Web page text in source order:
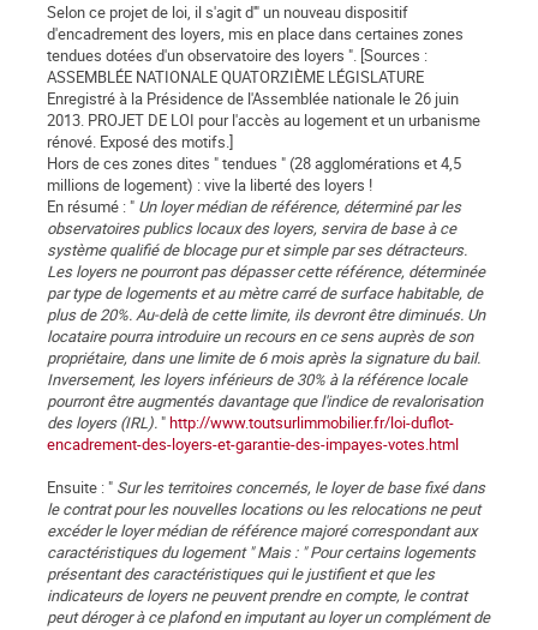
Selon ce projet de loi, il s'agit d'" un nouveau dispositif
d'encadrement des loyers, mis en place dans certaines zones
tendues dotées d'un observatoire des loyers ". [Sources :
ASSEMBLÉE NATIONALE QUATORZIÈME LÉGISLATURE
Enregistré à la Présidence de l'Assemblée nationale le 26 juin
2013. PROJET DE LOI pour l'accès au logement et un urbanisme
rénové. Exposé des motifs.]
Hors de ces zones dites " tendues " (28 agglomérations et 4,5
millions de logement) : vive la liberté des loyers !
En résumé : " Un loyer médian de référence, déterminé par les
observatoires publics locaux des loyers, servira de base à ce
système qualifié de blocage pur et simple par ses détracteurs.
Les loyers ne pourront pas dépasser cette référence, déterminée
par type de logements et au mètre carré de surface habitable, de
plus de 20%. Au-delà de cette limite, ils devront être diminués. Un
locataire pourra introduire un recours en ce sens auprès de son
propriétaire, dans une limite de 6 mois après la signature du bail.
Inversement, les loyers inférieurs de 30% à la référence locale
pourront être augmentés davantage que l'indice de revalorisation
des loyers (IRL)."http://www.toutsurlimmobilier.fr/loi-duflot-
encadrement-des-loyers-et-garantie-des-impayes-votes.html
Ensuite : " Sur les territoires concernés, le loyer de base fixé dans
le contrat pour les nouvelles locations ou les relocations ne peut
excéder le loyer médian de référence majoré correspondant aux
caractéristiques du logement " Mais : " Pour certains logements
présentant des caractéristiques qui le justifient et que les
indicateurs de loyers ne peuvent prendre en compte, le contrat
peut déroger à ce plafond en imputant au loyer un complément de